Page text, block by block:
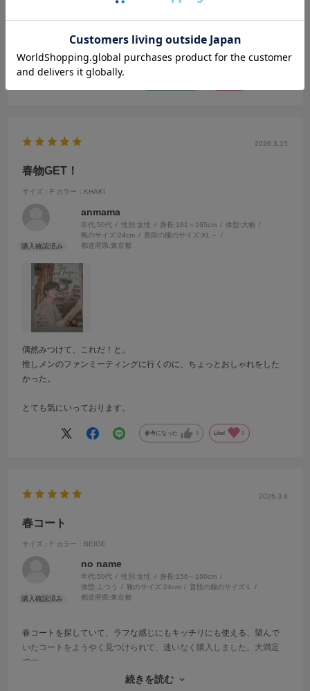
身長も低いし、横にも大きいけど全然着れます
春コートがワンパターンだったのでロングを買えて良かった
2026.3.15
春物GET！
サイズ：F カラー：KHAKI
anmama
年代:50代 性別:女性 身長:161～165cm 体型:大柄
靴のサイズ:24cm 普段の服のサイズ:XL～
都道府県:東京都
偶然みつけて、これだ！と。
推しメンのファンミーティングに行くのに、ちょっとおしゃれをした
かった。
とても気にいっております。
参考になった 0 Like! 0
2026.3.8
春コート
サイズ：F カラー：BEIGE
no name
年代:50代 性別:女性 身長:156～160cm
体型: ふつう 靴のサイズ:24cm 普段の服のサイズ:L
都道府県:東京都
春コートを探していて、ラフな感じにもキッチリにも使える、望んで
いたコートをようやく見つけられて、迷いなく購入しました。大満足
です。
初めはカーキ色に惹かれたのですが、はっきり言ってくださる店員さ
続きを読む